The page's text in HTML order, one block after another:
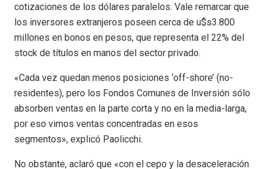
cotizaciones de los dólares paralelos. Vale remarcar que
los inversores extranjeros poseen cerca de u$s3.800
millones en bonos en pesos, que representa el 22% del
stock de títulos en manos del sector privado.
«Cada vez quedan menos posiciones ‘off-shore’ (no-
residentes), pero los Fondos Comunes de Inversión sólo
absorben ventas en la parte corta y no en la media-larga,
por eso vimos ventas concentradas en esos
segmentos», explicó Paolicchi.
No obstante, aclaró que «con el cepo y la desaceleración